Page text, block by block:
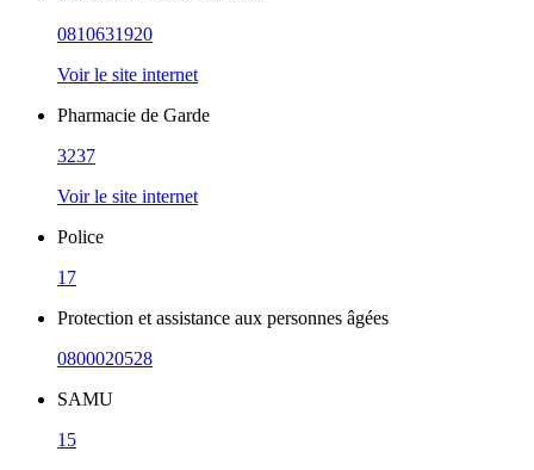
0810631920
Voir le site internet
Pharmacie de Garde
3237
Voir le site internet
Police
17
Protection et assistance aux personnes âgées
0800020528
SAMU
15